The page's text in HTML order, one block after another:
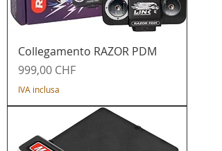
Collegamento RAZOR PDM
Prezzo
999,00 CHF
IVA inclusa